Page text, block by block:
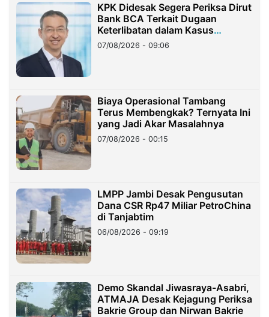
KPK Didesak Segera Periksa Dirut
Bank BCA Terkait Dugaan
Keterlibatan dalam Kasus
Hilangnya Dana Nasabah Rp2,58
Miliar
07/08/2026 - 09:06
Biaya Operasional Tambang
Terus Membengkak? Ternyata Ini
yang Jadi Akar Masalahnya
07/08/2026 - 00:15
LMPP Jambi Desak Pengusutan
Dana CSR Rp47 Miliar PetroChina
di Tanjabtim
06/08/2026 - 09:19
Demo Skandal Jiwasraya-Asabri,
ATMAJA Desak Kejagung Periksa
Bakrie Group dan Nirwan Bakrie